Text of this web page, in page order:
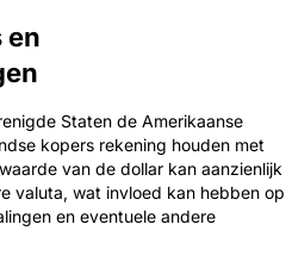
en
Staten de Amerikaanse
kopers rekening houden met
van de dollar kan aanzienlijk
valuta, wat invloed kan hebben op
en eventuele andere